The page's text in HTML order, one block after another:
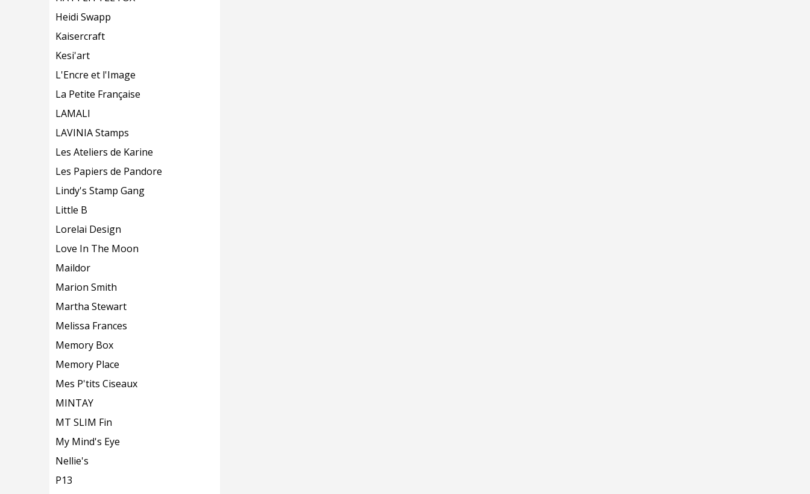
Heidi Swapp
Kaisercraft
Kesi'art
L'Encre et l'Image
La Petite Française
LAMALI
LAVINIA Stamps
Les Ateliers de Karine
Les Papiers de Pandore
Lindy's Stamp Gang
Little B
Lorelai Design
Love In The Moon
Maildor
Marion Smith
Martha Stewart
Melissa Frances
Memory Box
Memory Place
Mes P'tits Ciseaux
MINTAY
MT SLIM Fin
My Mind's Eye
Nellie's
P13